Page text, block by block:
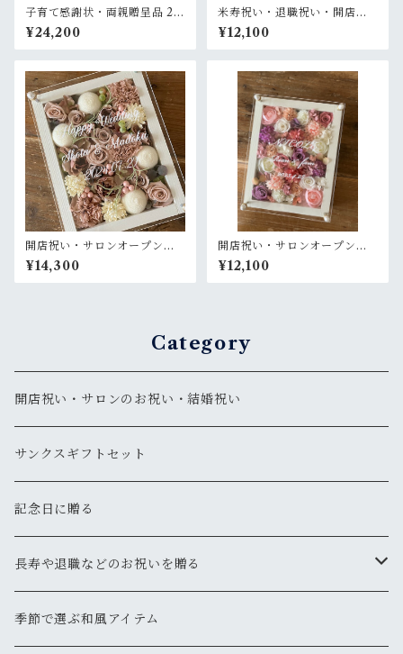
子育て感謝状・両親贈呈品 2個
セット【名入れ】プリザーブ
ドフラワーアレンジ ウッドフ
レーム 白木枠〈ピンクパープ
¥24,200
米寿祝い・退職祝い・開店祝
い・金婚式祝い【名入れ】プ
リザーブドフラワーアレンジ
ウッドフレーム 木枠 〈レモン
¥12,100
開店祝い・サロンオープン祝
い・結婚祝い【名入れ】プリ
ザーブドフラワーアレンジ ウ
ッドフレーム 木枠〈ヘーゼル
¥14,300
開店祝い・サロンオープン祝
い・周年祝い・新築祝い・結
婚祝い【名入れ】プリザーブ
ドフラワーアレンジ ウッドフ
¥12,100
Category
開店祝い・サロンのお祝い・結婚祝い
サンクスギフトセット
記念日に贈る
長寿や退職などのお祝いを贈る
還暦
季節で選ぶ和風アイテム